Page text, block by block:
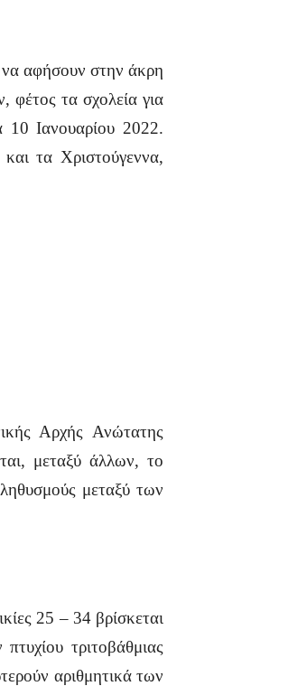
να αφήσουν στην άκρη
φέτος τα σχολεία για
10 Ιανουαρίου 2022.
τα Χριστούγεννα,
Αρχής Ανώτατης
μεταξύ άλλων, το
μεταξύ των
25 – 34 βρίσκεται
τριτοβάθμιας
αριθμητικά των